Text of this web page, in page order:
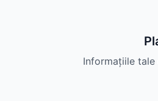
Informațiile